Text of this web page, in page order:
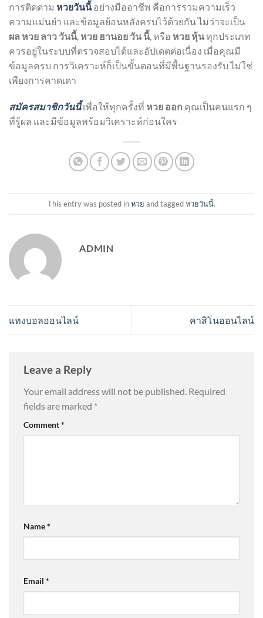
การติดตาม หวยวันนี้อย่างมืออาชีพ คือการรวมความเร็ว
ความแม่นยำ และข้อมูลย้อนหลังครบไว้ด้วยกัน ไม่ว่าจะเป็น
ผล หวย ลาว วันนี้ หวย ฮานอย วัน นี้ , หรือ หวย หุ้นทุกประเภท
ควรอยู่ในระบบที่ตรวจสอบได้และอัปเดตต่อเนื่อง เมื่อคุณมี
ข้อมูลครบ การวิเคราะห์ก็เป็นขั้นตอนที่มีพื้นฐานรองรับ ไม่ใช่
เพียงการคาดเดา
สมัครสมาชิกวันนี้ เพื่อให้ทุกครั้งที่ หวย ออก คุณเป็นคนแรก ๆ
ที่รู้ผล และมีข้อมูลพร้อมวิเคราะห์ก่อนใคร
This entry was posted inหวย and taggedหวยวันนี้.
ADMIN
แทงบอลออนไลน์ คาสิโนออนไลน์
Leave a Reply
Your email address will not be published. Required
fields are marked *
Comment*
Name*
Email *